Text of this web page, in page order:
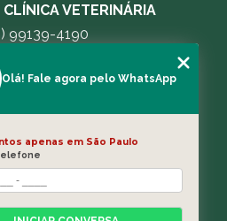
VETERINÁRIA
99139-4190
A CLÍNICA
BLOG
CONTATO
Olá! Fale agora pelo WhatsApp
apenas em São Paulo